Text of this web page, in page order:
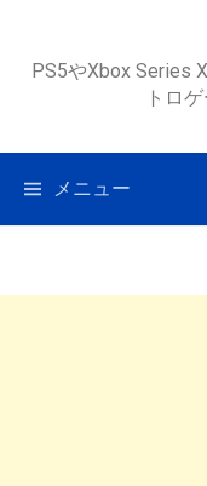
ツ
ス
PS5やXbox Series
トロ
メニュー